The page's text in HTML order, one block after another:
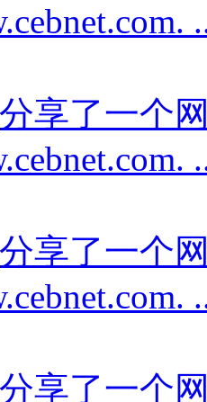
分享了一个
分享了一个
分享了一个